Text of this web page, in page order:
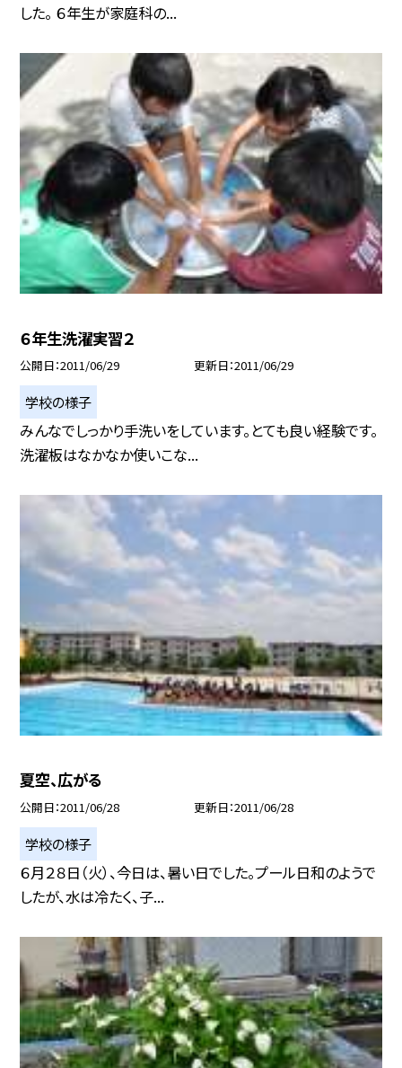
した。 ６年生が家庭科の...
６年生洗濯実習２
公開日 2011/06/29 更新日 2011/06/29
学校の様子
みんなでしっかり手洗いをしています。とても良い経験です。
洗濯板はなかなか使いこな...
夏空、広がる
公開日 2011/06/28 更新日 2011/06/28
学校の様子
６月２８日（火）、今日は、暑い日でした。プール日和のようで
したが、水は冷たく、子...